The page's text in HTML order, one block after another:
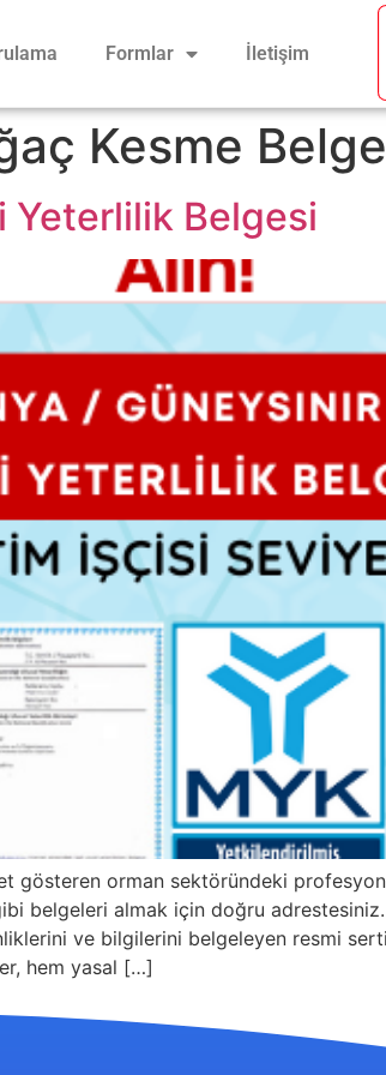
Formlar İletişim
Kesme
Yeterlilik Belgesi
gösteren orman sektöründeki
belgeleri almak için doğru
ve bilgilerini belgeleyen resmi
hem yasal […]